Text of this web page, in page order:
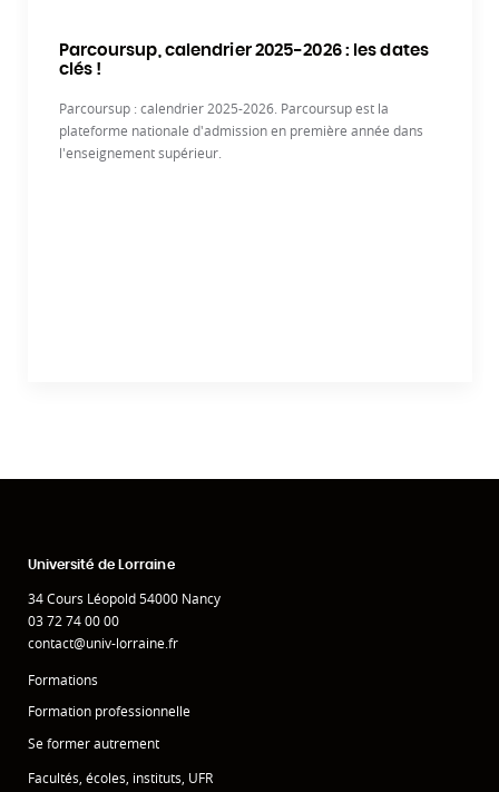
Parcoursup, calendrier 2025-2026 : les dates
clés !
Parcoursup : calendrier 2025-2026. Parcoursup est la
plateforme nationale d'admission en première année dans
l'enseignement supérieur.
Université de Lorraine
34 Cours Léopold 54000 Nancy
03 72 74 00 00
contact@univ-lorraine.fr
Formations
Formation professionnelle
Se former autrement
Facultés, écoles, instituts, UFR